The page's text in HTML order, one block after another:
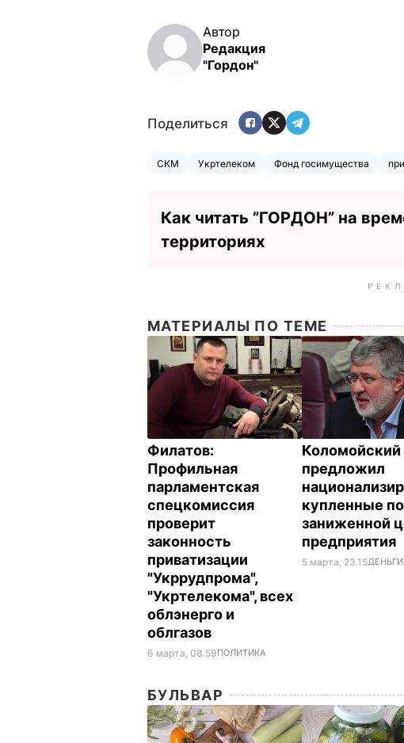
Автор
Редакция
"Гордон"
Поделиться
СКМ Укртелеком Фонд госимущества
Как читать ”ГОРДОН” на
территориях
МАТЕРИАЛЫ ПО ТЕМЕ
Филатов:
Профильная
парламентская
спецкомиссия
проверит
законность
приватизации
"Укррудпрома",
"Укртелекома", всех
облэнерго и
облгазов
6 марта, 08.59ПОЛИТИКА
Коломойский
предложил
купленные по
заниженной
предприятия
5 марта, 23.15ДЕНЬГИ
БУЛЬВАР